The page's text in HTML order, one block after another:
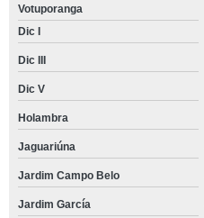
Votuporanga
Dic I
Dic III
Dic V
Holambra
Jaguariúna
Jardim Campo Belo
Jardim García